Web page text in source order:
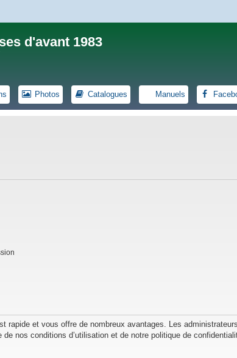
d'avant 1983
Photos Catalogues Manuels
rapide et vous offre de nombreux avantages. Les
nos conditions d’utilisation et de notre politique de